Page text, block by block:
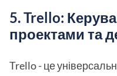
5. Trello:
проектами та
Trello - це